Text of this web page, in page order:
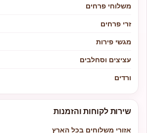
משלוחי פרחים
זרי פרחים
מגשי פירות
עציצים וסחלבים
ורדים
שירות לקוחות והזמנות
אזורי משלוחים בכל הארץ